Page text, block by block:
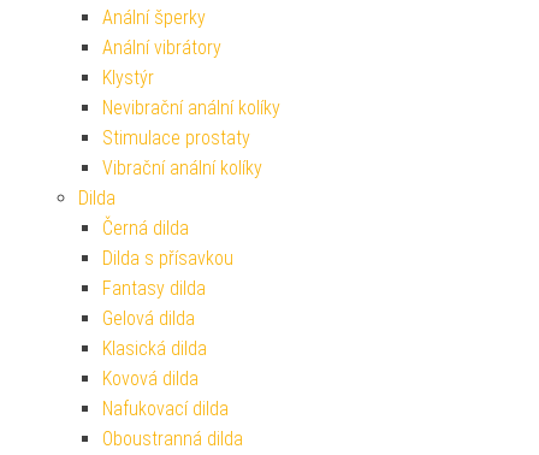
Anální šperky
Anální vibrátory
Klystýr
Nevibrační anální kolíky
Stimulace prostaty
Vibrační anální kolíky
Dilda
Černá dilda
Dilda s přísavkou
Fantasy dilda
Gelová dilda
Klasická dilda
Kovová dilda
Nafukovací dilda
Oboustranná dilda